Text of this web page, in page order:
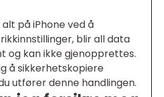
på iPhone ved å
blir all data
og kan ikke gjenopprettes.
å sikkerhetskopiere
utfører denne handlingen.